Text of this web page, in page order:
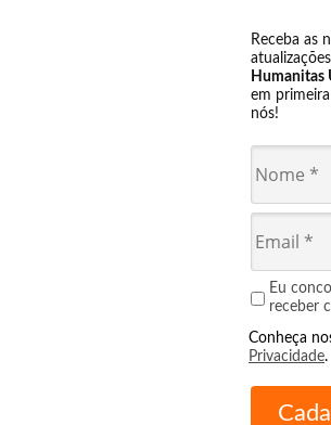
Receba as
Humanitas
em
nós!
Eu
receber
Conheça
Privacidade.